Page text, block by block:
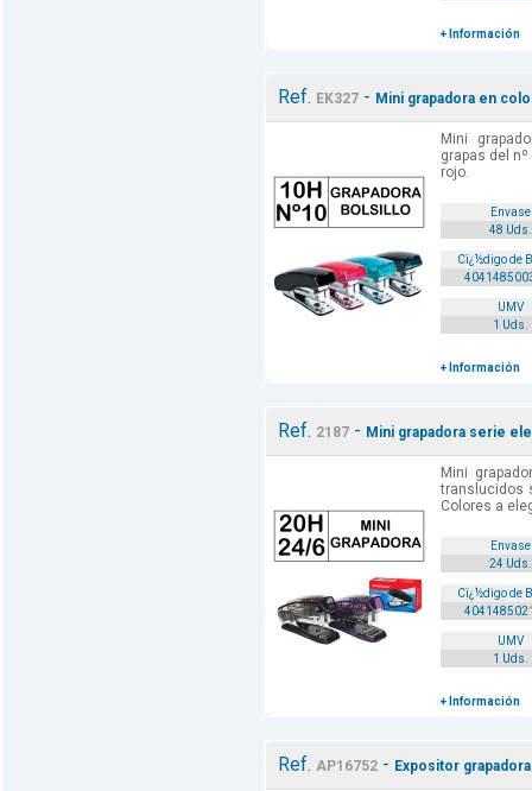
+ Información
Ref. EK327- Mini grapadora en
Mini
grapas del
rojo.
Envase
48 Uds.
Cï¿½digo de
UMV
1 Uds.
+ Información
Ref. 2187- Mini grapadora serie
Mini
translucidos
Colores a
Envase
24 Uds.
Cï¿½digo de
UMV
1 Uds.
+ Información
Ref. AP16752- Expositor